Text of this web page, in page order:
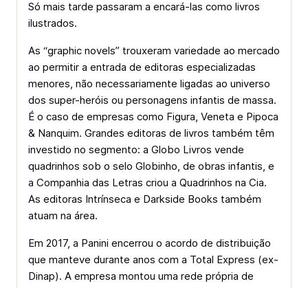
Só mais tarde passaram a encará-las como livros
ilustrados.
As “graphic novels” trouxeram variedade ao mercado
ao permitir a entrada de editoras especializadas
menores, não necessariamente ligadas ao universo
dos super-heróis ou personagens infantis de massa.
É o caso de empresas como Figura, Veneta e Pipoca
& Nanquim. Grandes editoras de livros também têm
investido no segmento: a Globo Livros vende
quadrinhos sob o selo Globinho, de obras infantis, e
a Companhia das Letras criou a Quadrinhos na Cia.
As editoras Intrínseca e Darkside Books também
atuam na área.
Em 2017, a Panini encerrou o acordo de distribuição
que manteve durante anos com a Total Express (ex-
Dinap). A empresa montou uma rede própria de